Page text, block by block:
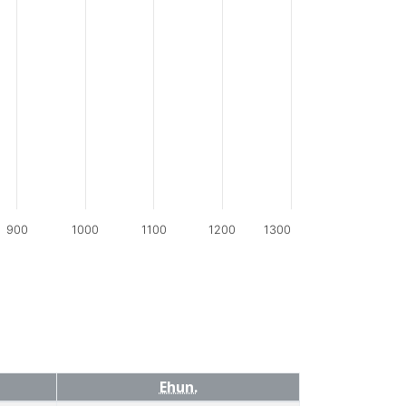
900 1000 1100 1200 1300
Ehun.